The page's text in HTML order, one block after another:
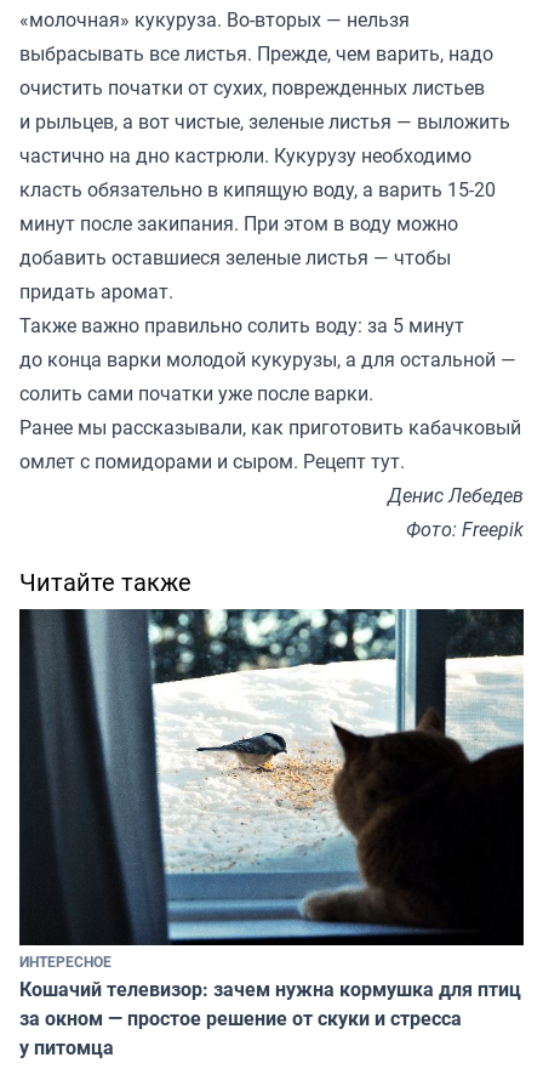
«молочная» кукуруза. Во-вторых — нельзя
выбрасывать все листья. Прежде, чем варить, надо
очистить початки от сухих, поврежденных листьев
и рыльцев, а вот чистые, зеленые листья — выложить
частично на дно кастрюли. Кукурузу необходимо
класть обязательно в кипящую воду, а варить 15-20
минут после закипания. При этом в воду можно
добавить оставшиеся зеленые листья — чтобы
придать аромат.
Также важно правильно солить воду: за 5 минут
до конца варки молодой кукурузы, а для остальной —
солить сами початки уже после варки.
Ранее мы рассказывали, как приготовить кабачковый
омлет с помидорами и сыром. Рецепттут.
Денис Лебедев
Фото: Freepik
Читайте также
ИНТЕРЕСНОЕ
Кошачий телевизор: зачем нужна кормушка для птиц
за окном — простое решение от скуки и стресса
у питомца